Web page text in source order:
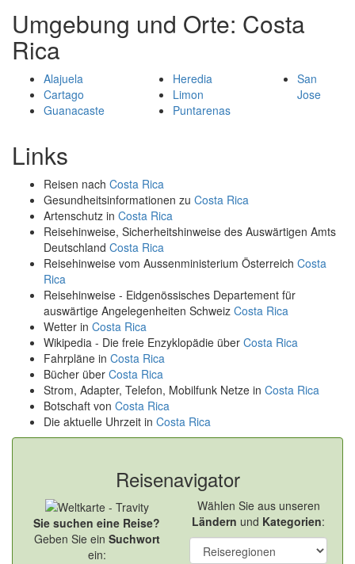
Umgebung und Orte: Costa
Rica
Alajuela
Cartago
Guanacaste
Heredia
Limon
Puntarenas
San
Jose
Links
Reisen nach Costa Rica
Gesundheitsinformationen zu Costa Rica
Artenschutz in Costa Rica
Reisehinweise, Sicherheitshinweise des Auswärtigen Amts
Deutschland Costa Rica
Reisehinweise vom Aussenministerium Österreich Costa
Rica
Reisehinweise - Eidgenössisches Departement für
auswärtige Angelegenheiten Schweiz Costa Rica
Wetter in Costa Rica
Wikipedia - Die freie Enzyklopädie über Costa Rica
Fahrpläne in Costa Rica
Bücher über Costa Rica
Strom, Adapter, Telefon, Mobilfunk Netze in Costa Rica
Botschaft von Costa Rica
Die aktuelle Uhrzeit in Costa Rica
Reisenavigator
Sie suchen eine Reise?
Geben Sie ein Suchwort
ein:
Wählen Sie aus unseren
Ländern und Kategorien: